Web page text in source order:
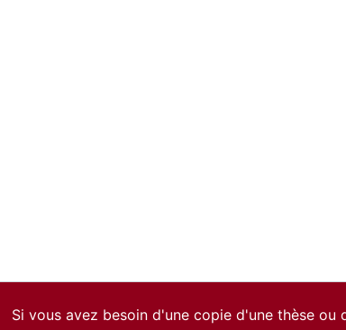
Si vous avez besoin d'une copie d'une thèse ou